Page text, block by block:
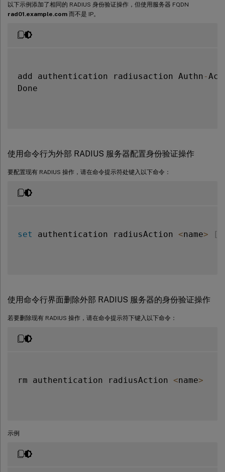
以下示例添加了相同的 RADIUS 身份验证操作，但使用服务器 FQDN
rad01.example.com 而不是 IP。
add authentication radiusaction Authn -Act
Done
使用命令行为外部 RADIUS 服务器配置身份验证操作
要配置现有 RADIUS 操作，请在命令提示符处键入以下命令：
set authentication radiusAction <name> [
使用命令行界面删除外部 RADIUS 服务器的身份验证操作
若要删除现有 RADIUS 操作，请在命令提示符下键入以下命令：
rm authentication radiusAction <name>
示例